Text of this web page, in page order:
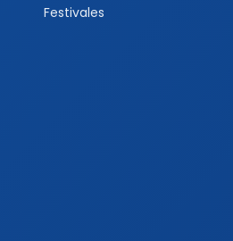
Festivales